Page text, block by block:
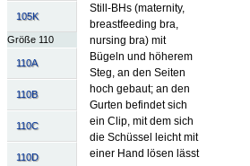
105K
Größe 110
110A
110B
110C
110D
Still-BHs (maternity,
breastfeeding bra,
nursing bra) mit
Bügeln und höherem
Steg, an den Seiten
hoch gebaut; an den
Gurten befindet sich
ein Clip, mit dem sich
die Schüssel leicht mit
einer Hand lösen lässt